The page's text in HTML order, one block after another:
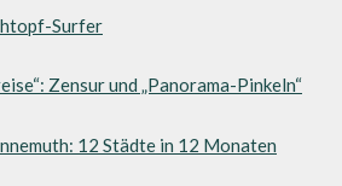
Surfer
Zensur und „Panorama-Pinkeln“
12 Städte in 12 Monaten